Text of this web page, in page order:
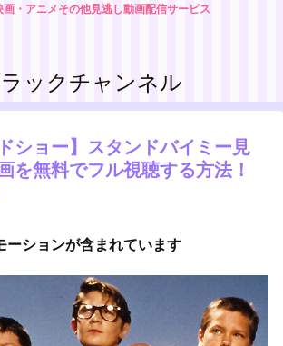
画・アニメその他見逃し動画配信サービス
ックチャンネル
ショー】スタンドバイミー見
を無料でフル視聴する方法！
ーションが含まれています